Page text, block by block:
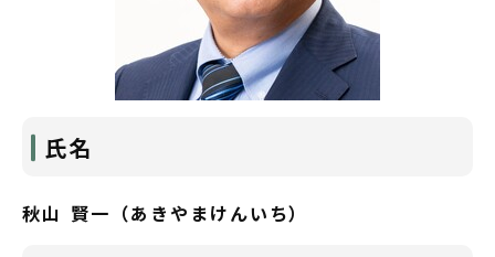
氏名
秋山 賢一（あきやまけんいち）